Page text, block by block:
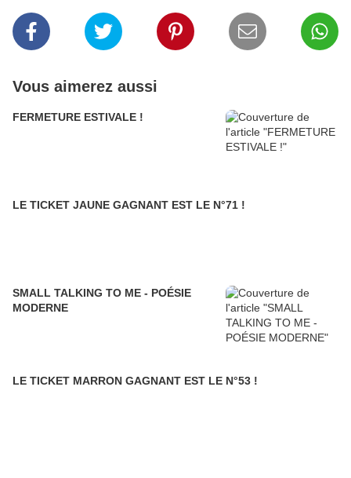
Vous aimerez aussi
FERMETURE ESTIVALE !
LE TICKET JAUNE GAGNANT EST LE N°71 !
SMALL TALKING TO ME - POÉSIE
MODERNE
LE TICKET MARRON GAGNANT EST LE N°53 !